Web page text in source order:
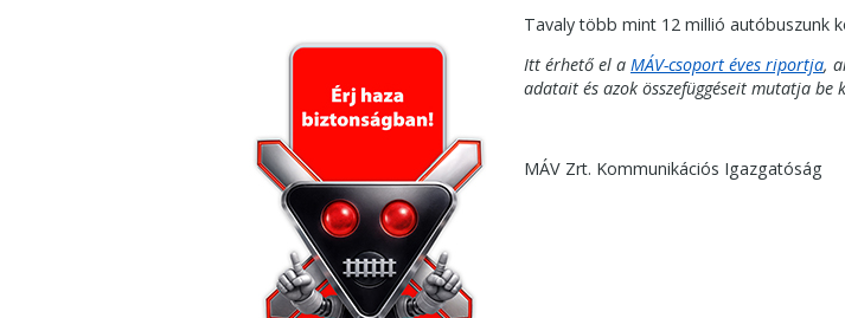
Tavaly több mint 12 millió autóbuszunk
Itt érhető el a MÁV-csoport éves riportja,
adatait és azok összefüggéseit mutatja be
MÁV Zrt. Kommunikációs Igazgatóság